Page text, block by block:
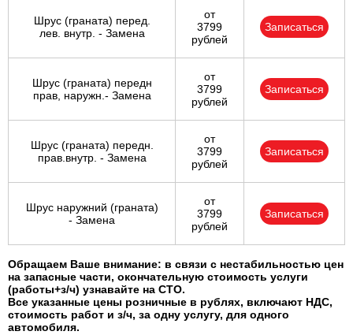
Шрус (граната) перед.
лев. внутр. - Замена
от
3799
рублей
Записаться
Шрус (граната) передн
прав, наружн.- Замена
от
3799
рублей
Записаться
Шрус (граната) передн.
прав.внутр. - Замена
от
3799
рублей
Записаться
Шрус наружний (граната)
- Замена
от
3799
рублей
Записаться
Обращаем Ваше внимание: в связи с нестабильностью цен
на запасные части, окончательную стоимость услуги
(работы+з/ч) узнавайте на СТО.
Все указанные цены розничные в рублях, включают НДС,
стоимость работ и з/ч, за одну услугу, для одного
автомобиля.